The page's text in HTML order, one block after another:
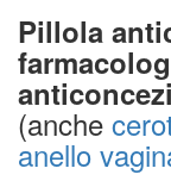
Pillola
(anche
anello